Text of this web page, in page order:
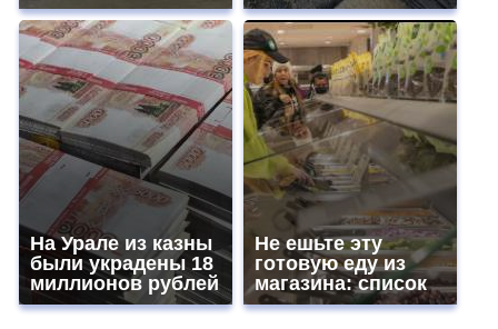
На Урале из казны
были украдены 18
миллионов рублей
Не ешьте эту
готовую еду из
магазина: список